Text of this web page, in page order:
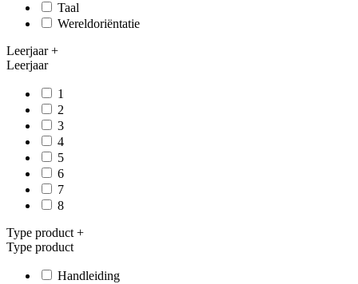
Taal
Wereldoriëntatie
Leerjaar+
Leerjaar
1
2
3
4
5
6
7
8
Type product +
Type product
Handleiding